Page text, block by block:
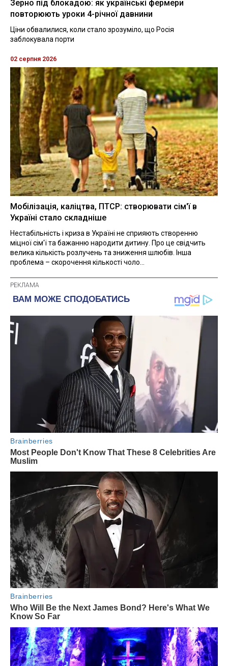
Зерно під блокадою: як українські фермери
повторюють уроки 4-річної давнини
Ціни обвалилися, коли стало зрозуміло, що Росія
заблокувала порти
02 серпня 2026
Мобілізація, каліцтва, ПТСР: створювати сім'ї в
Україні стало складніше
Нестабільність і криза в Україні не сприяють створенню
міцної сім'ї та бажанню народити дитину. Про це свідчить
велика кількість розлучень та зниження шлюбів. Інша
проблема – скорочення кількості чоло...